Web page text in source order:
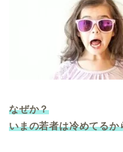
なぜか？
いまの若者は冷めてるか